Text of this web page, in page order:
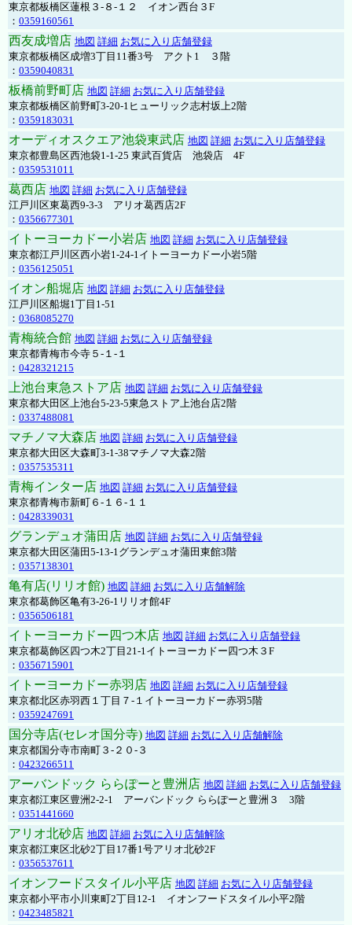
東京都板橋区蓮根３-８-１２ イオン西台３F
： 0359160561
西友成増店 地図 詳細 お気に入り店舗登録
東京都板橋区成増3丁目11番3号 アクト1 ３階
： 0359040831
板橋前野町店 地図 詳細 お気に入り店舗登録
東京都板橋区前野町3-20-1ヒューリック志村坂上2階
： 0359183031
オーディオスクエア池袋東武店 地図 詳細 お気に入り店舗登録
東京都豊島区西池袋1-1-25 東武百貨店 池袋店 4F
： 0359531011
葛西店 地図 詳細 お気に入り店舗登録
江戸川区東葛西9-3-3 アリオ葛西店2F
： 0356677301
イトーヨーカドー小岩店 地図 詳細 お気に入り店舗登録
東京都江戸川区西小岩1-24-1イトーヨーカドー小岩5階
： 0356125051
イオン船堀店 地図 詳細 お気に入り店舗登録
江戸川区船堀1丁目1-51
： 0368085270
青梅統合館 地図 詳細 お気に入り店舗登録
東京都青梅市今寺５-１-１
： 0428321215
上池台東急ストア店 地図 詳細 お気に入り店舗登録
東京都大田区上池台5-23-5東急ストア上池台店2階
： 0337488081
マチノマ大森店 地図 詳細 お気に入り店舗登録
東京都大田区大森町3-1-38マチノマ大森2階
： 0357535311
青梅インター店 地図 詳細 お気に入り店舗登録
東京都青梅市新町６-１６-１１
： 0428339031
グランデュオ蒲田店 地図 詳細 お気に入り店舗登録
東京都大田区蒲田5-13-1グランデュオ蒲田東館3階
： 0357138301
亀有店(リリオ館) 地図 詳細 お気に入り店舗解除
東京都葛飾区亀有3-26-1リリオ館4F
： 0356506181
イトーヨーカドー四つ木店 地図 詳細 お気に入り店舗登録
東京都葛飾区四つ木2丁目21-1イトーヨーカドー四つ木３F
： 0356715901
イトーヨーカドー赤羽店 地図 詳細 お気に入り店舗登録
東京都北区赤羽西１丁目７-１イトーヨーカドー赤羽5階
： 0359247691
国分寺店(セレオ国分寺) 地図 詳細 お気に入り店舗解除
東京都国分寺市南町３-２０-３
： 0423266511
アーバンドック ららぽーと豊洲店 地図 詳細 お気に入り店舗登録
東京都江東区豊洲2-2-1 アーバンドック ららぽーと豊洲３ 3階
： 0351441660
アリオ北砂店 地図 詳細 お気に入り店舗解除
東京都江東区北砂2丁目17番1号アリオ北砂2F
： 0356537611
イオンフードスタイル小平店 地図 詳細 お気に入り店舗登録
東京都小平市小川東町2丁目12-1 イオンフードスタイル小平2階
： 0423485821